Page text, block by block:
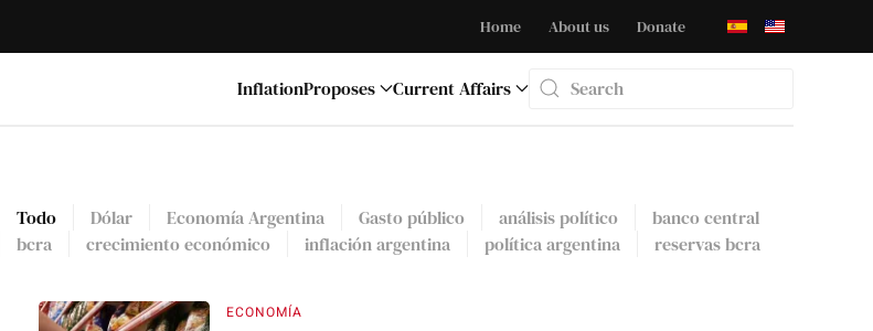
Home About us Donate
InflationProposes
Current Affairs
Todo Dólar Economía Argentina Gasto público análisis político
banco central
bcra
crecimiento económico inflación argentina política argentina reservas bcra
ECONOMÍA